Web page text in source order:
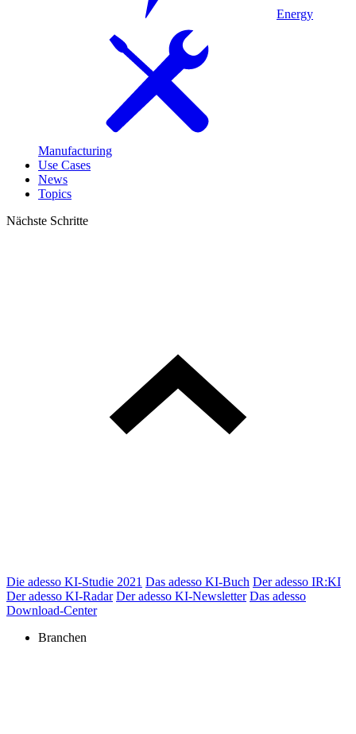
Energy
Manufacturing
Use Cases
News
Topics
Nächste Schritte
Die adesso KI-Studie 2021 Das adesso KI-Buch Der adesso IR:KI
Der adesso KI-Radar Der adesso KI-Newsletter Das adesso
Download-Center
Branchen